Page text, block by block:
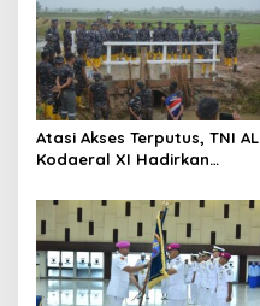
Atasi Akses Terputus, TNI AL
Kodaeral XI Hadirkan
Sekolah dan Warga Papua
Selatan